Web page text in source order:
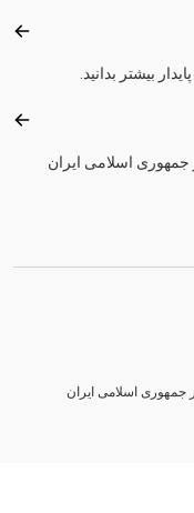
بیشتر بدانید.
اسلامی ایران